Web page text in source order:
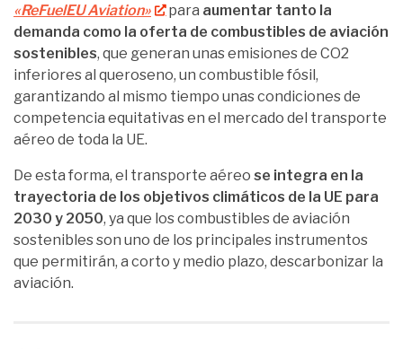
«ReFuelEU Aviation»
para aumentar tanto la
demanda como la oferta de combustibles de aviación
sostenibles, que generan unas emisiones de CO2
inferiores al queroseno, un combustible fósil,
garantizando al mismo tiempo unas condiciones de
competencia equitativas en el mercado del transporte
aéreo de toda la UE.
De esta forma, el transporte aéreo se integra en la
trayectoria de los objetivos climáticos de la UE para
2030 y 2050, ya que los combustibles de aviación
sostenibles son uno de los principales instrumentos
que permitirán, a corto y medio plazo, descarbonizar la
aviación.